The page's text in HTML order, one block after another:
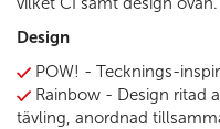
Design
POW! - Tecknings-
Rainbow - Design ritad
tävling, anordnad